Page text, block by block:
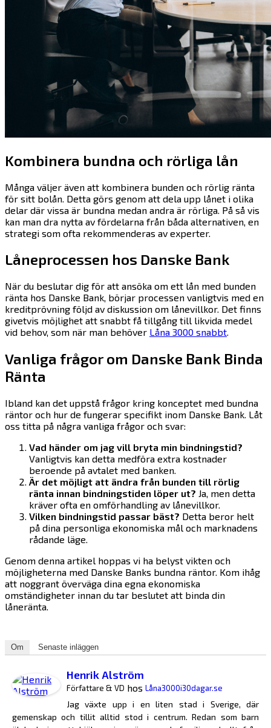
Kombinera bundna och rörliga lån
Många väljer även att kombinera bunden och rörlig ränta
för sitt bolån. Detta görs genom att dela upp lånet i olika
delar där vissa är bundna medan andra är rörliga. På så vis
kan man dra nytta av fördelarna från båda alternativen, en
strategi som ofta rekommenderas av experter.
Låneprocessen hos Danske Bank
När du beslutar dig för att ansöka om ett lån med bunden
ränta hos Danske Bank, börjar processen vanligtvis med en
kreditprövning följd av diskussion om lånevillkor. Det finns
givetvis möjlighet att snabbt få tillgång till likvida medel
vid behov, som när man behöver Låna 3000 snabbt.
Vanliga frågor om Danske Bank Binda
Ränta
Ibland kan det uppstå frågor kring konceptet med bundna
räntor och hur de fungerar specifikt inom Danske Bank. Låt
oss titta på några vanliga frågor och svar:
Vad händer om jag vill bryta min bindningstid?
Vanligtvis kan detta medföra extra kostnader
beroende på avtalet med banken.
Är det möjligt att ändra från bunden till rörlig
ränta innan bindningstiden löper ut? Ja, men detta
kräver ofta en omförhandling av lånevillkor.
Vilken bindningstid passar bäst? Detta beror helt
på dina personliga ekonomiska mål och marknadens
rådande läge.
Genom denna artikel hoppas vi ha belyst vikten och
möjligheterna med Danske Banks bundna räntor. Kom ihåg
att noggrant överväga dina egna ekonomiska
omständigheter innan du tar beslutet att binda din
låneränta.
Om Senaste inläggen
Henrik Alström
Författare & VD hos Låna3000i30dagar.se
Jag växte upp i en liten stad i Sverige, där
gemenskap och tillit alltid stod i centrum. Redan som barn